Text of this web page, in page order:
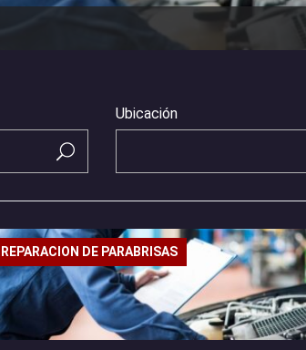
Ubicación
REPARACION DE PARABRISAS